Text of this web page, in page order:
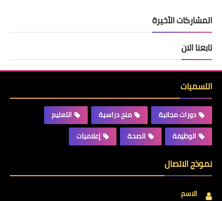
المشاركات الأخيرة
تابعنا الان
التسميات
دورات مجانية منح دراسية
التعليم
الوظيفة
الصحة إعلاميات
نموذج الاتصال
الاسم